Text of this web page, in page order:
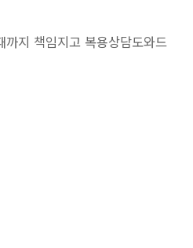
지 책임지고 복용상담도와드